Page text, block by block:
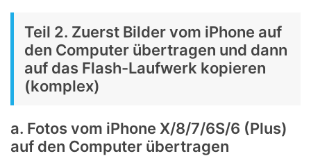
Teil 2. Zuerst Bilder vom iPhone auf
den Computer übertragen und dann
auf das Flash-Laufwerk kopieren
(komplex)
a. Fotos vom iPhone X/8/7/6S/6 (Plus)
auf den Computer übertragen